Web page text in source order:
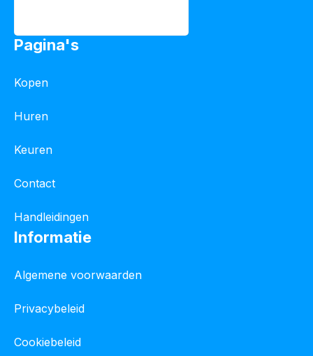
Pagina's
Kopen
Huren
Keuren
Contact
Handleidingen
Informatie
Algemene voorwaarden
Privacybeleid
Cookiebeleid